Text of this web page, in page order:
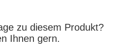
zu diesem Produkt?
Ihnen gern.